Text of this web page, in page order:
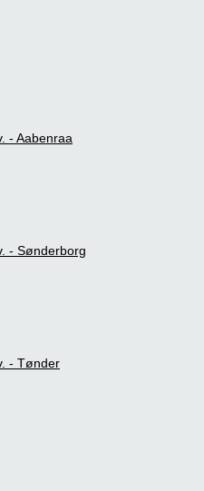
- Aabenraa
- Sønderborg
- Tønder